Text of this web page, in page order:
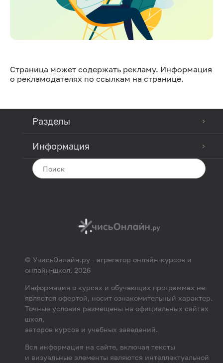
Страница может содержать рекламу. Информация
о рекламодателях по ссылкам на странице.
Разделы
Информация
© УчисьОнлайн.ру - агрегатор онлайн-курсов и
онлайн-школ, 2026
Информация о курсах и обучающих программах не
является офертой, носит ознакомительный характер.
Точные условия размещены на официальных сайтах
школ,
авторов курсов и учебных заведений.
Вся информация на сайте, включая тексты
и визуальные элементы являются интеллектуальной